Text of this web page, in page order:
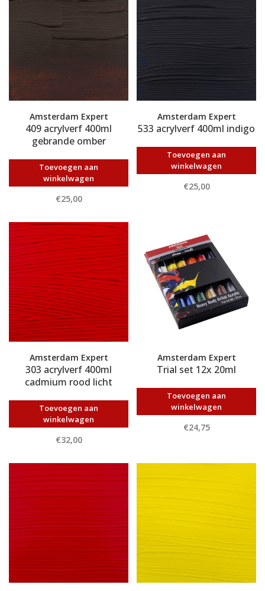
Amsterdam Expert
409 acrylverf 400ml
gebrande omber
Toevoegen aan
winkelwagen
€25,00
Amsterdam Expert
533 acrylverf 400ml indigo
Toevoegen aan
winkelwagen
€25,00
Amsterdam Expert
303 acrylverf 400ml
cadmium rood licht
Toevoegen aan
winkelwagen
€32,00
Amsterdam Expert
Trial set 12x 20ml
Toevoegen aan
winkelwagen
€24,75